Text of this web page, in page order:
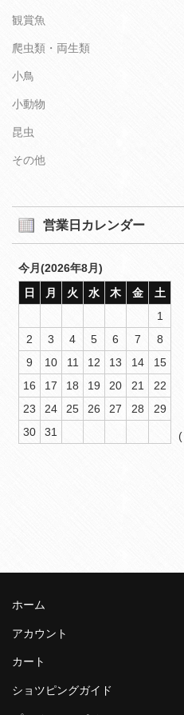
観賞魚
爬虫類・両生類
小鳥
小動物
昆虫
その他
営業日カレンダー
今月(2026年8月)
日
月 火 水 木 金
土
1
2
3 4 5 6 7
8
9
10 11 12 13 14
15
16
17 18 19 20 21
22
23
24 25 26 27 28
29
30
31 (
ホーム
アカウント
カート
ショツピングガイド